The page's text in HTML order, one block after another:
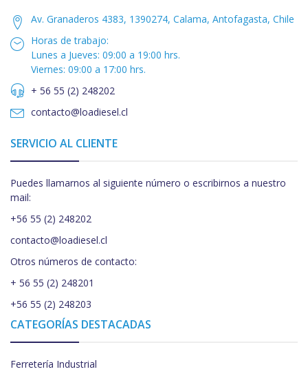
Av. Granaderos 4383, 1390274, Calama, Antofagasta, Chile
Horas de trabajo:
Lunes a Jueves: 09:00 a 19:00 hrs.
Viernes: 09:00 a 17:00 hrs.
+ 56 55 (2) 248202
contacto@loadiesel.cl
SERVICIO AL CLIENTE
Puedes llamarnos al siguiente número o escribirnos a nuestro
mail:
+56 55 (2) 248202
contacto@loadiesel.cl
Otros números de contacto:
+ 56 55 (2) 248201
+56 55 (2) 248203
CATEGORÍAS DESTACADAS
Ferretería Industrial